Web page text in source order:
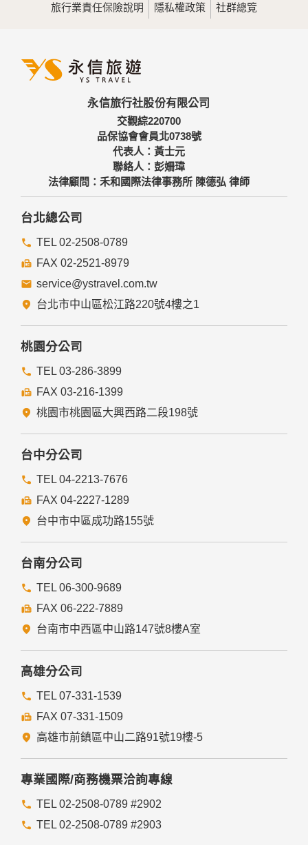
為提供精確的服務，我們會將收集的問卷調查內容進行統計與
分析，分析結果之統計數據或說明文字呈現，除供內部研究
三、資料之保護
備及必要的安全防護措施，加以保護網站及您的個人資料採用
嚴格的保護措施，只由經過授權的人員才能接觸您的個人資
料，相關處理人員皆簽有保密合約，如有違反保密義務者，將
會受到相關的法律處分。
如因業務需要有必要委託其他單位提供服務時，本網站亦會嚴
格要求其遵守保密義務，並且採取必要檢查程序以確定其將確
實遵守。
四、網站對外的相關連結
提供的連結，點選進入其他網站。但該連結網站不適用本網站
的隱私權保護政策，您必須參考該連結網站中的隱私權保護政
策。
五、與第三人共用個人資料之政策
本網站絕不會提供、交換、出租或出售任何您的個人資料給其
他個人、團體、私人企業或公務機關，但有法律依據或合約義
務者，不在此限。
前項但書之情形包括不限於：
經由您書面同意。
法律明文規定。
與公務機關或學術研究機構合作，基於公共利益為統計或學術
研究而有必要，且資料經過提供者處理或蒐集者依其揭露方式
無從識別特定之當事人。
當您在網站的行為，違反服務條款或可能損害或妨礙網站與其
揭露您的個人資料是為了辨識、聯絡或採取法律行動所必要
者。
本網站委託廠商協助蒐集、處理或利用您的個人資料時，將對
委外廠商或個人善盡監督管理之責。
六、Cookie之使用
為了提供您最佳的服務，本網站會在您的電腦中放置並取用我
們的Cookie，若您不願接受Cookie的寫入，您可在您使用的
瀏覽器功能項中設定隱私權等級為高，即可拒絕Cookie的寫
七、隱私權保護政策之修正
款將刊登於網站上。
旅行業責任保險說明 隱私權政策 社群總覽
永信旅行社股份有限公司
交觀綜220700
品保協會會員北0738號
代表人：黃士元
聯絡人：彭姍瑋
法律顧問：禾和國際法律事務所 陳德弘 律師
台北總公司
TEL 02-2508-0789
FAX 02-2521-8979
service@ystravel.com.tw
台北市中山區松江路220號4樓之1
桃園分公司
TEL 03-286-3899
FAX 03-216-1399
桃園市桃園區大興西路二段198號
台中分公司
TEL 04-2213-7676
FAX 04-2227-1289
台中市中區成功路155號
台南分公司
TEL 06-300-9689
FAX 06-222-7889
台南市中西區中山路147號8樓A室
高雄分公司
TEL 07-331-1539
FAX 07-331-1509
高雄市前鎮區中山二路91號19樓-5
專業國際/商務機票洽詢專線
TEL 02-2508-0789 #2902
TEL 02-2508-0789 #2903